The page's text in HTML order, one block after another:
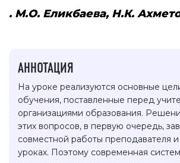
. М.О. Еликбаева, Н.К.
АННОТАЦИЯ
На уроке реализуются основные
обучения, поставленные перед
организациями образования.
этих вопросов, в первую очередь,
совместной работы преподавателя
уроках. Поэтому современная